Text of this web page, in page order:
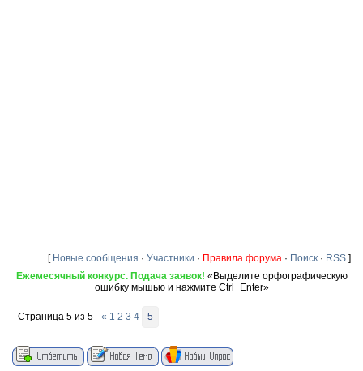
[ Новые сообщения · Участники · Правила форума · Поиск · RSS ]
Ежемесячный конкурс. Подача заявок! «Выделите орфографическую
ошибку мышью и нажмите Ctrl+Enter»
Страница 5 из 5 « 1 2 3 4 5